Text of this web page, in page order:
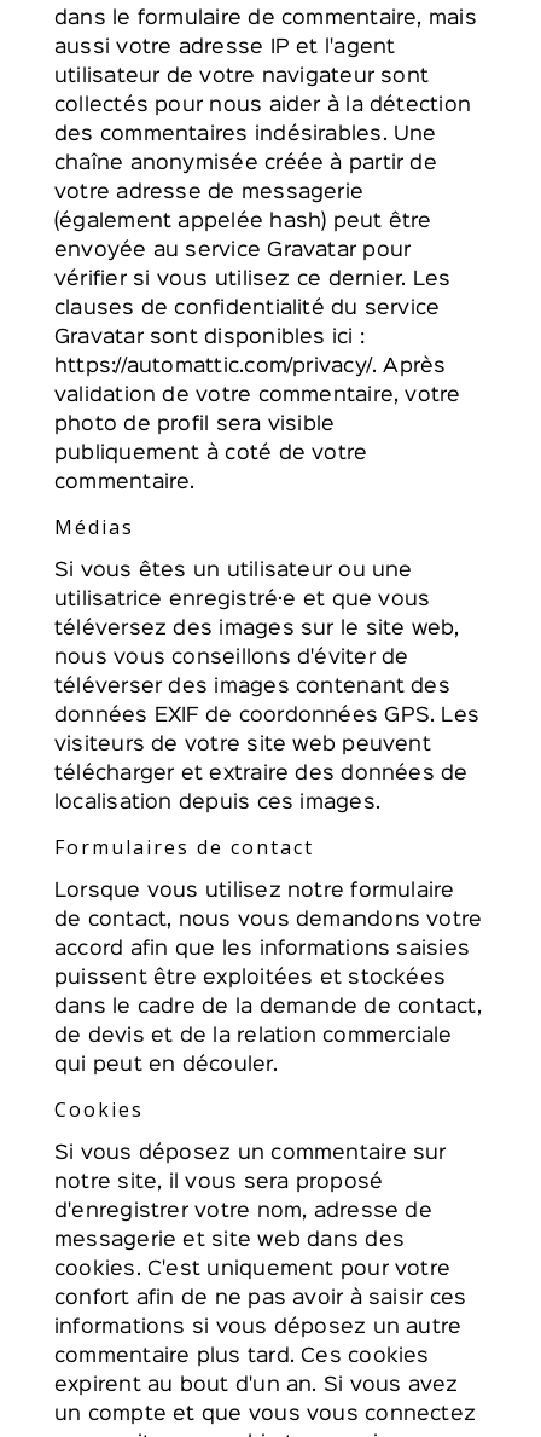
dans le formulaire de commentaire, mais
aussi votre adresse IP et l'agent
utilisateur de votre navigateur sont
collectés pour nous aider à la détection
des commentaires indésirables. Une
chaîne anonymisée créée à partir de
votre adresse de messagerie
(également appelée hash) peut être
envoyée au service Gravatar pour
vérifier si vous utilisez ce dernier. Les
clauses de confidentialité du service
Gravatar sont disponibles ici :
https://automattic.com/privacy/. Après
validation de votre commentaire, votre
photo de profil sera visible
publiquement à coté de votre
commentaire.
Médias
Si vous êtes un utilisateur ou une
utilisatrice enregistré·e et que vous
téléversez des images sur le site web,
nous vous conseillons d'éviter de
téléverser des images contenant des
données EXIF de coordonnées GPS. Les
visiteurs de votre site web peuvent
télécharger et extraire des données de
localisation depuis ces images.
Formulaires de contact
Lorsque vous utilisez notre formulaire
de contact, nous vous demandons votre
accord afin que les informations saisies
puissent être exploitées et stockées
dans le cadre de la demande de contact,
de devis et de la relation commerciale
qui peut en découler.
Cookies
Si vous déposez un commentaire sur
notre site, il vous sera proposé
d'enregistrer votre nom, adresse de
messagerie et site web dans des
cookies. C'est uniquement pour votre
confort afin de ne pas avoir à saisir ces
informations si vous déposez un autre
commentaire plus tard. Ces cookies
expirent au bout d'un an. Si vous avez
un compte et que vous vous connectez